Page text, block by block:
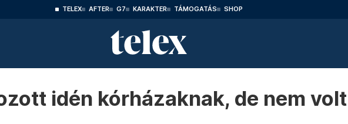
TELEX AFTER G7 KARAKTER TÁMOGATÁS SHOP
idén kórházaknak, de nem